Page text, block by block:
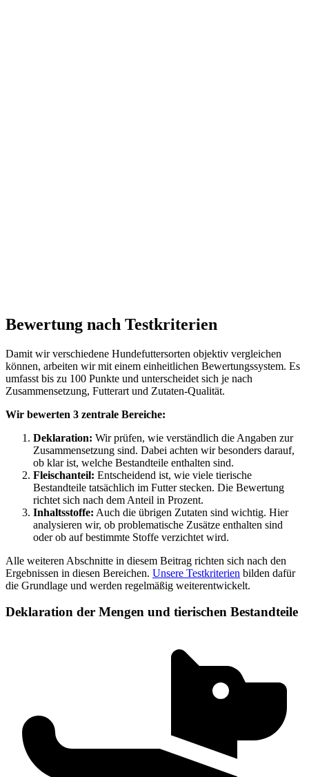
Bewertung nach Testkriterien
Damit wir verschiedene Hundefuttersorten objektiv vergleichen
können, arbeiten wir mit einem einheitlichen Bewertungssystem. Es
umfasst bis zu 100 Punkte und unterscheidet sich je nach
Zusammensetzung, Futterart und Zutaten-Qualität.
Wir bewerten 3 zentrale Bereiche:
Deklaration: Wir prüfen, wie verständlich die Angaben zur
Zusammensetzung sind. Dabei achten wir besonders darauf,
ob klar ist, welche Bestandteile enthalten sind.
Fleischanteil: Entscheidend ist, wie viele tierische
Bestandteile tatsächlich im Futter stecken. Die Bewertung
richtet sich nach dem Anteil in Prozent.
Inhaltsstoffe: Auch die übrigen Zutaten sind wichtig. Hier
analysieren wir, ob problematische Zusätze enthalten sind
oder ob auf bestimmte Stoffe verzichtet wird.
Alle weiteren Abschnitte in diesem Beitrag richten sich nach den
Ergebnissen in diesen Bereichen. Unsere Testkriterien bilden dafür
die Grundlage und werden regelmäßig weiterentwickelt.
Deklaration der Mengen und tierischen Bestandteile